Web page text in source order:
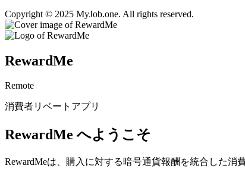
Copyright © 2025 MyJob.one. All rights reserved.
RewardMe
Remote
消費者リベートアプリ
RewardMe へようこそ
RewardMeは、購入に対する暗号通貨報酬を統合した消